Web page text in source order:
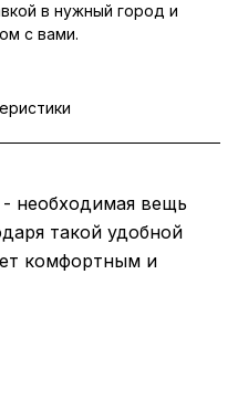
в нужный город и
с вами.
необходимая вещь
такой удобной
комфортным и